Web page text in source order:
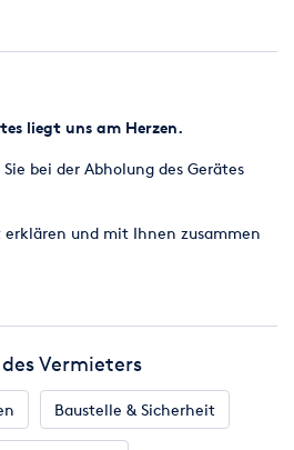
werden -
Behandlung.
sowie
bei dem kein Schrauben erforderlich
cm x 105 cm
Nein
liegt uns am Herzen.
bei der Abholung des Gerätes
erklären und mit Ihnen zusammen
selbstverständlich nur das
verbraucht haben.
Vermieters
Baustelle & Sicherheit